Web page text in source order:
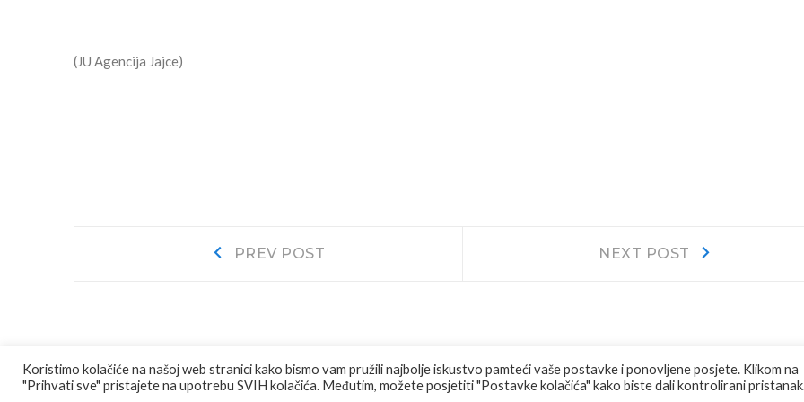
(JU Agencija Jajce)
Navigacija
PREV POST NEXT POST
© COPYRIGHTJU AGENCIJA JAJCEALL RIGHTS RESERVED.
Koristimo kolačiće na našoj web stranici kako bismo vam pružili najbolje iskustvo pamteći vaše postavke i ponovljene posjete. Klikom na
"Prihvati sve" pristajete na upotrebu SVIH kolačića. Međutim, možete posjetiti "Postavke kolačića" kako biste dali kontrolirani